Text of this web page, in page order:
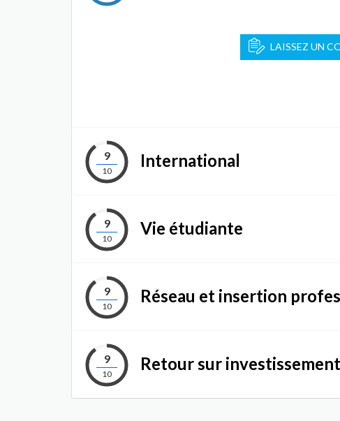
LAISSEZ UN
9
10
International
9
10
Vie étudiante
9
10
Réseau et insertion
9
10
Retour sur investissement